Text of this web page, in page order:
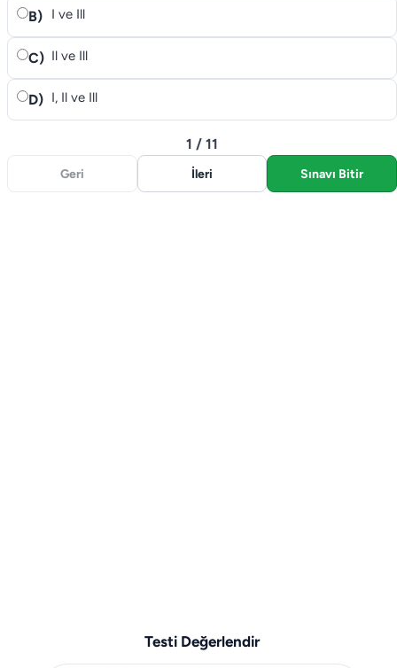
B) I ve Ill
C) Il ve Ill
D) I, Il ve Ill
Geri
1 / 11
İleri Sınavı Bitir
Testi Değerlendir